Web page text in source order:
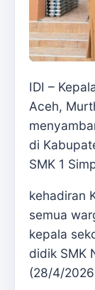
IDI –
Aceh,
di
SMK 1
kehadiran
semua
kepala
didik SMK
(28/4/